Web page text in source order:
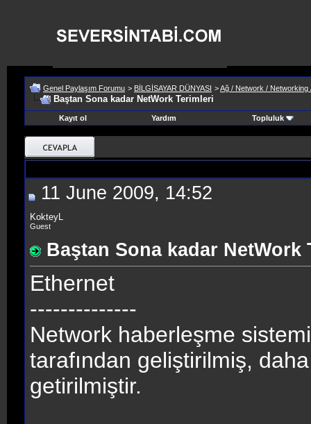
Genel Paylaşım Forumu > BİLGİSAYAR DÜNYASI >Ağ / Network / Networking
Baştan Sona kadar NetWork Terimleri
Kayıt ol Yardım Topluluk
11 June 2009, 14:52
KokteyL
Guest
Baştan Sona kadar NetWork
Ethernet
--------------
Network haberleşme
tarafından geliştirilmiş,
getirilmiştir.